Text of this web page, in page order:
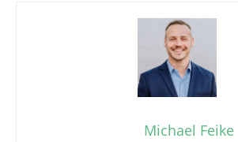
Michael Feike